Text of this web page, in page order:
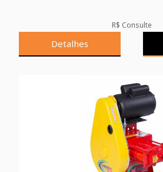
R$ Consulte
Detalhes